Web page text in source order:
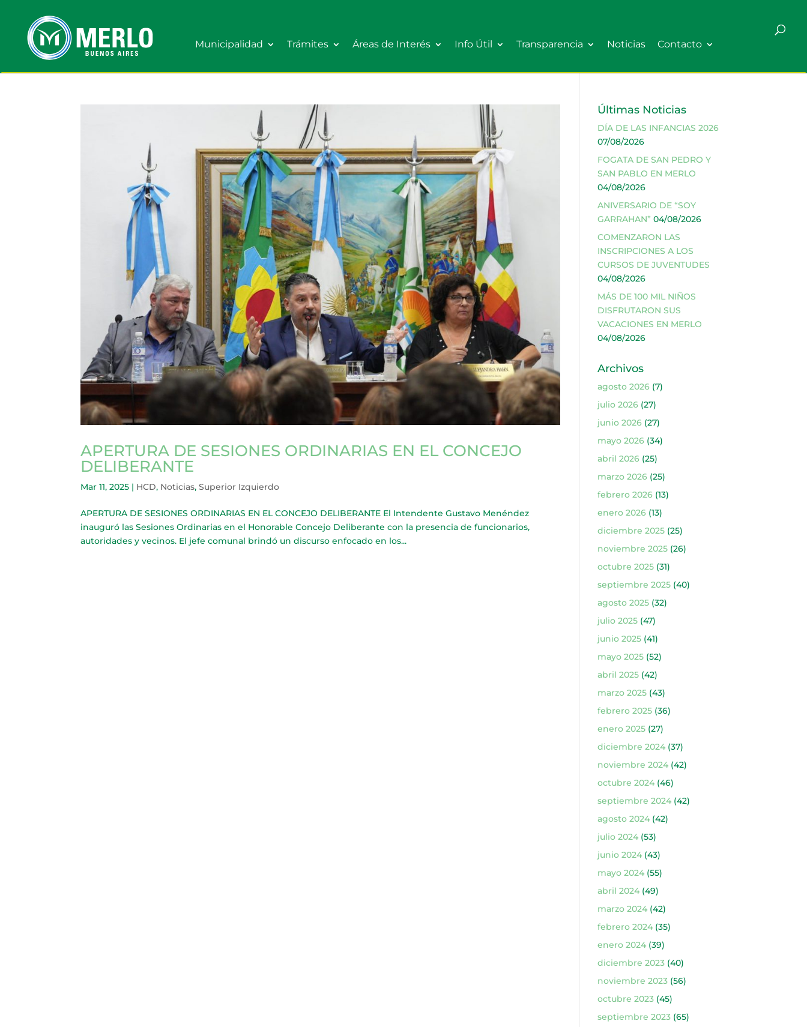
Municipalidad Trámites Áreas de Interés Info Útil Transparencia Noticias Contacto
APERTURA DE SESIONES ORDINARIAS EN EL CONCEJO
DELIBERANTE
Mar 11, 2025 | HCD, Noticias,Superior Izquierdo
APERTURA DE SESIONES ORDINARIAS EN EL CONCEJO DELIBERANTE El Intendente Gustavo Menéndez
inauguró las Sesiones Ordinarias en el Honorable Concejo Deliberante con la presencia de funcionarios,
autoridades y vecinos. El jefe comunal brindó un discurso enfocado en los...
Últimas Noticias
DÍA DE LAS INFANCIAS 2026
07/08/2026
FOGATA DE SAN PEDRO Y
SAN PABLO EN MERLO
04/08/2026
ANIVERSARIO DE “SOY
GARRAHAN” 04/08/2026
COMENZARON LAS
INSCRIPCIONES A LOS
CURSOS DE JUVENTUDES
04/08/2026
MÁS DE 100 MIL NIÑOS
DISFRUTARON SUS
VACACIONES EN MERLO
04/08/2026
Archivos
agosto 2026(7)
julio 2026(27)
junio 2026(27)
mayo 2026(34)
abril 2026(25)
marzo 2026(25)
febrero 2026(13)
enero 2026(13)
diciembre 2025(25)
noviembre 2025(26)
octubre 2025(31)
septiembre 2025(40)
agosto 2025(32)
julio 2025(47)
junio 2025(41)
mayo 2025(52)
abril 2025(42)
marzo 2025(43)
febrero 2025(36)
enero 2025(27)
diciembre 2024(37)
noviembre 2024(42)
octubre 2024(46)
septiembre 2024(42)
agosto 2024(42)
julio 2024(53)
junio 2024(43)
mayo 2024(55)
abril 2024(49)
marzo 2024(42)
febrero 2024(35)
enero 2024(39)
diciembre 2023(40)
noviembre 2023(56)
octubre 2023(45)
septiembre 2023(65)